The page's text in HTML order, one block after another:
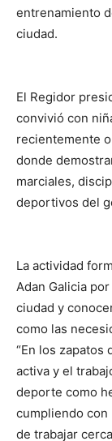
entrenamiento
ciudad.
El Regidor
convivió con
recientemente
donde
marciales,
deportivos del
La actividad
Adan Galicia
ciudad y
como las
“En los zapatos
activa y el
deporte como
cumpliendo con
de trabajar